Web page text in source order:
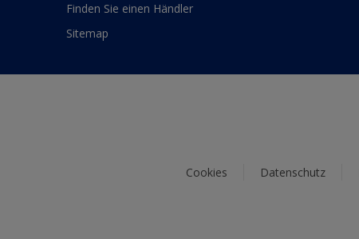
Finden Sie einen Händler
Sitemap
Cookies Datenschutz